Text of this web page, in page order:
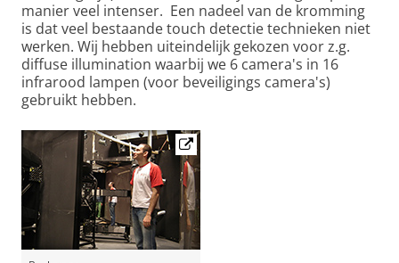
manier veel intenser. Een nadeel van de kromming
is dat veel bestaande touch detectie technieken niet
werken. Wij hebben uiteindelijk gekozen voor z.g.
diffuse illumination waarbij we 6 camera's in 16
infrarood lampen (voor beveiligings camera's)
gebruikt hebben.